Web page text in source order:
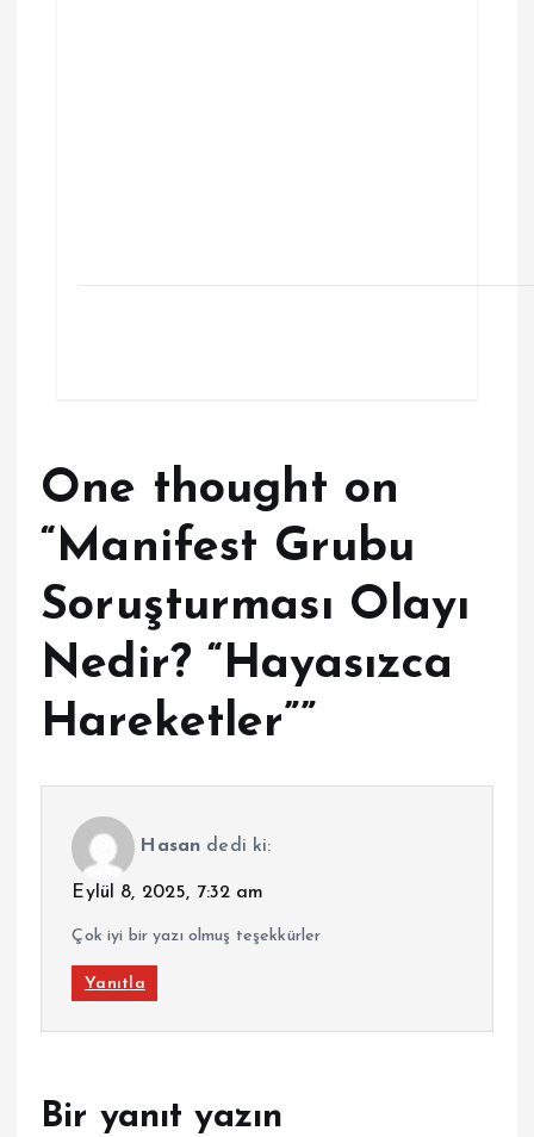
One thought on
“Manifest Grubu
Soruşturması Olayı
Nedir? “Hayasızca
Hareketler””
Hasan dedi ki:
Eylül 8, 2025, 7:32 am
Çok iyi bir yazı olmuş teşekkürler
Yanıtla
Bir yanıt yazın